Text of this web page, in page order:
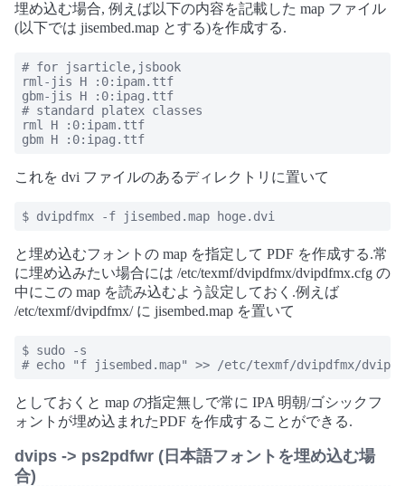
埋め込む場合, 例えば以下の内容を記載した map ファイル
(以下では jisembed.map とする)を作成する.
# for jsarticle,jsbook
rml-jis H :0:ipam.ttf
gbm-jis H :0:ipag.ttf
# standard platex classes
rml H :0:ipam.ttf
gbm H :0:ipag.ttf
これを dvi ファイルのあるディレクトリに置いて
$ dvipdfmx -f jisembed.map hoge.dvi
と埋め込むフォントの map を指定して PDF を作成する.常
に埋め込みたい場合には /etc/texmf/dvipdfmx/dvipdfmx.cfg の
中にこの map を読み込むよう設定しておく.例えば
/etc/texmf/dvipdfmx/ に jisembed.map を置いて
$ sudo -s
# echo "f jisembed.map" >> /etc/texmf/dvipdfmx/
としておくと map の指定無しで常に IPA 明朝/ゴシックフ
ォントが埋め込まれたPDF を作成することができる.
dvips -> ps2pdfwr (日本語フォントを埋め込む場
合)